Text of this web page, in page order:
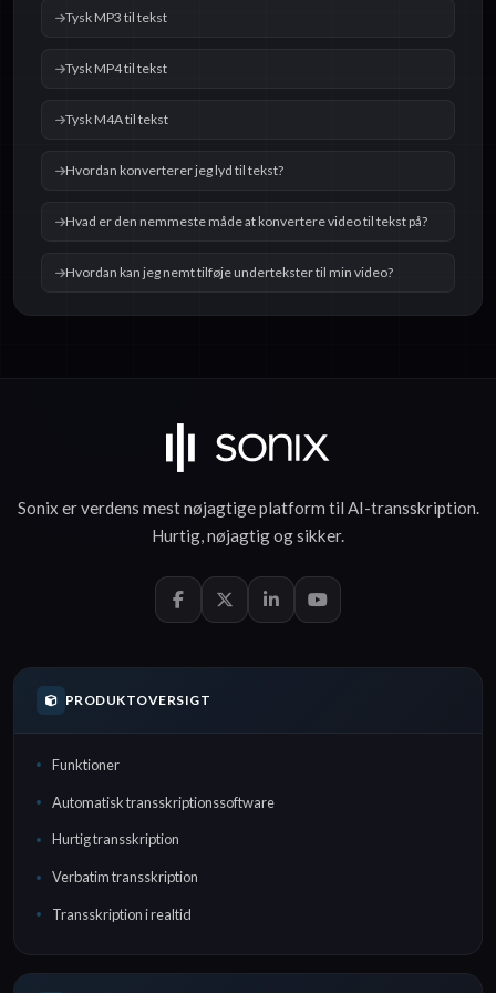
Tysk MP3 til tekst
Tysk MP4 til tekst
Tysk M4A til tekst
Hvordan konverterer jeg lyd til tekst?
Hvad er den nemmeste måde at konvertere video til tekst på?
Hvordan kan jeg nemt tilføje undertekster til min video?
Sonix er verdens mest nøjagtige platform til AI-transskription.
Hurtig,nøjagtigogsikker.
PRODUKTOVERSIGT
Funktioner
Automatisk transskriptionssoftware
Hurtig transskription
Verbatim transskription
Transskription i realtid